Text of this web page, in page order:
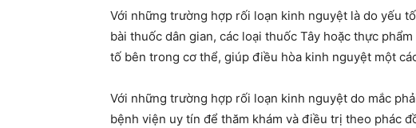
Với những trường hợp rối loạn kinh nguyệt là do yếu
bài thuốc dân gian, các loại thuốc Tây hoặc thực
tố bên trong cơ thể, giúp điều hòa kinh nguyệt một
Với những trường hợp rối loạn kinh nguyệt do mắc
bệnh viện uy tín để thăm khám và điều trị theo phác